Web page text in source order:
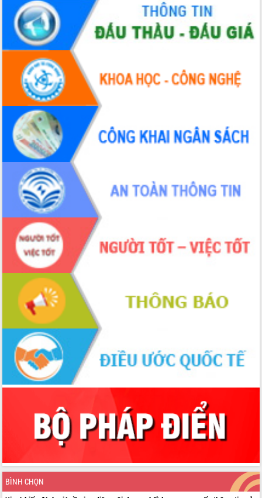
BÌNH CHỌN